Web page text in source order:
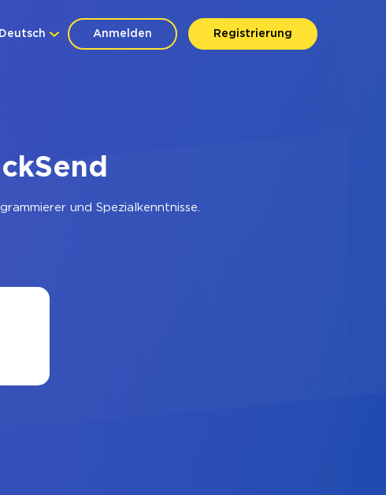
Anmelden Registrierung
Deutsch
und Spezialkenntnisse.